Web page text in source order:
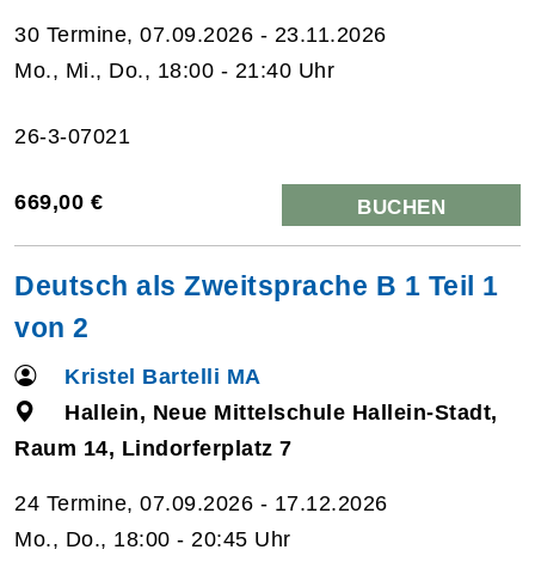
30 Termine, 07.09.2026 - 23.11.2026
Mo., Mi., Do., 18:00 - 21:40 Uhr
26-3-07021
669,00 € BUCHEN
Deutsch als Zweitsprache B 1 Teil 1
von 2
Kristel Bartelli MA
Hallein, Neue Mittelschule Hallein-Stadt,
Raum 14, Lindorferplatz 7
24 Termine, 07.09.2026 - 17.12.2026
Mo., Do., 18:00 - 20:45 Uhr